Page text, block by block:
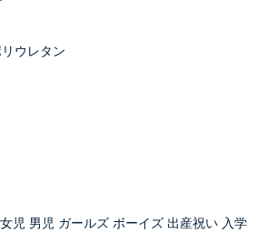
ウレタン
児 男児 ガールズ ボーイズ 出産祝い 入学